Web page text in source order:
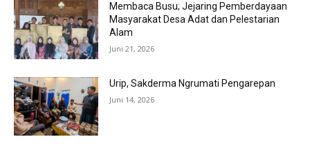
Membaca Busu; Jejaring Pemberdayaan
Masyarakat Desa Adat dan Pelestarian
Alam
Juni 21, 2026
Urip, Sakderma Ngrumati Pengarepan
Juni 14, 2026